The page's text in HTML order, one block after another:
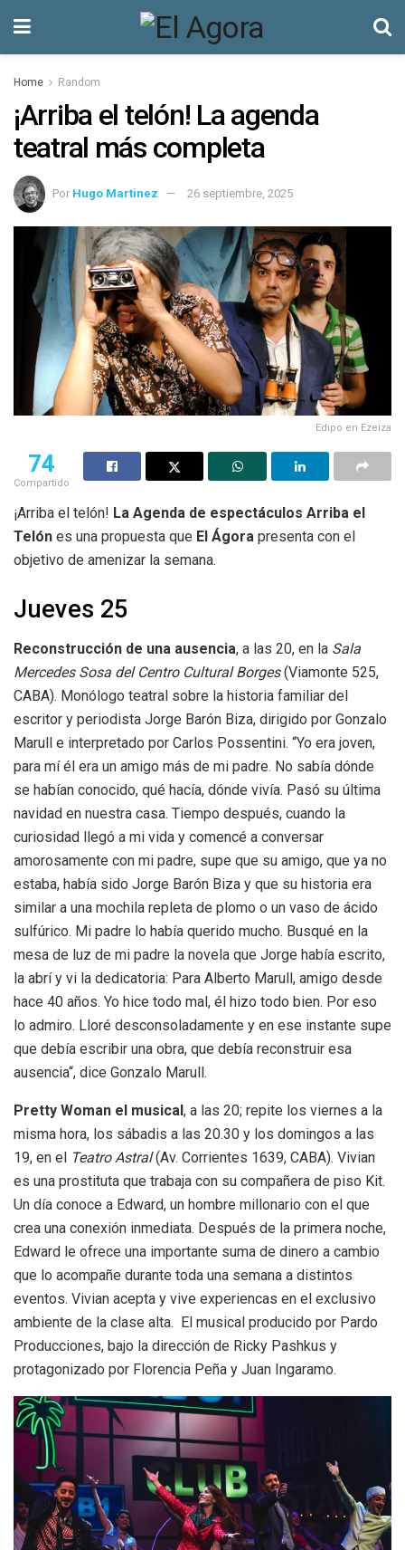
Home Random
¡Arriba el telón! La agenda
teatral más completa
Por Hugo Martinez 26 septiembre, 2025
Edipo en Ezeiza
74
Compartido
¡Arriba el telón! La Agenda de espectáculos Arriba el
Telón es una propuesta que El Ágora presenta con el
objetivo de amenizar la semana.
Jueves 25
Reconstrucción de una ausencia, a las 20, en la Sala
Mercedes Sosa del Centro Cultural Borges(Viamonte 525,
CABA). Monólogo teatral sobre la historia familiar del
escritor y periodista Jorge Barón Biza, dirigido por Gonzalo
Marull e interpretado por Carlos Possentini. “Yo era joven,
para mí él era un amigo más de mi padre. No sabía dónde
se habían conocido, qué hacía, dónde vivía. Pasó su última
navidad en nuestra casa. Tiempo después, cuando la
curiosidad llegó a mi vida y comencé a conversar
amorosamente con mi padre, supe que su amigo, que ya no
estaba, había sido Jorge Barón Biza y que su historia era
similar a una mochila repleta de plomo o un vaso de ácido
sulfúrico. Mi padre lo había querido mucho. Busqué en la
mesa de luz de mi padre la novela que Jorge había escrito,
la abrí y vi la dedicatoria: Para Alberto Marull, amigo desde
hace 40 años. Yo hice todo mal, él hizo todo bien. Por eso
lo admiro. Lloré desconsoladamente y en ese instante supe
que debía escribir una obra, que debía reconstruir esa
ausencia“, dice Gonzalo Marull.
Pretty Woman el musical , a las 20; repite los viernes a la
misma hora, los sábadis a las 20.30 y los domingos a las
19, en el
Teatro Astral(Av. Corrientes 1639, CABA). Vivian
es una prostituta que trabaja con su compañera de piso Kit.
Un día conoce a Edward, un hombre millonario con el que
crea una conexión inmediata. Después de la primera noche,
Edward le ofrece una importante suma de dinero a cambio
que lo acompañe durante toda una semana a distintos
eventos. Vivian acepta y vive experiencas en el exclusivo
ambiente de la clase alta. El musical producido por Pardo
Producciones, bajo la dirección de Ricky Pashkus y
protagonizado por Florencia Peña y Juan Ingaramo.